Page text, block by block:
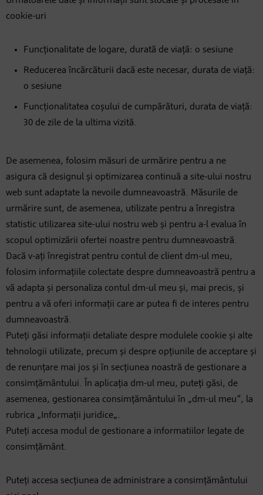
cookie-uri
Funcționalitate de logare, durată de viață: o sesiune
Reducerea încărcăturii dacă este necesar, durata de viață:
o sesiune
Funcționalitatea coșului de cumpărături, durata de viață:
30 de zile de la ultima vizită.
De asemenea, folosim măsuri de urmărire pentru a ne
asigura că designul și optimizarea continuă a site-ului nostru
web sunt adaptate la nevoile dumneavoastră. Măsurile de
urmărire sunt, de asemenea, utilizate pentru a înregistra
statistic utilizarea site-ului nostru web și pentru a-l evalua în
scopul optimizării ofertei noastre pentru dumneavoastră.
Dacă v-ați înregistrat pentru contul de client dm-ul meu,
folosim informațiile colectate despre dumneavoastră pentru a
vă adapta și personaliza contul dm-ul meu și, mai precis, și
pentru a vă oferi informații care ar putea fi de interes pentru
dumneavoastră.
Puteți găsi informații detaliate despre modulele cookie și alte
tehnologii utilizate, precum și despre opțiunile de acceptare și
de renunțare mai jos și în secțiunea noastră de gestionare a
consimțământului. În aplicația dm-ul meu, puteți găsi, de
asemenea, gestionarea consimțământului în „dm-ul meu”, la
rubrica „Informații juridice„.
Puteți accesa modul de gestionare a informatiilor legate de
consimțământ.
Puteți accesa secțiunea de administrare a consimțământului